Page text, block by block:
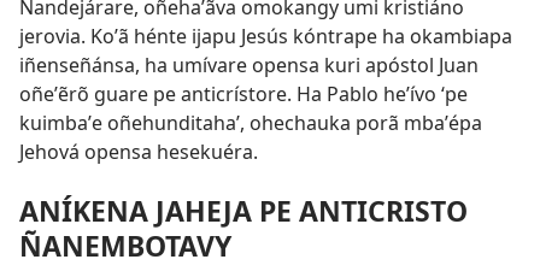
Ñandejárare, oñehaʼãva omokangy umi kristiáno
jerovia. Koʼã hénte ijapu Jesús kóntrape ha okambiapa
iñenseñánsa, ha umívare opensa kuri apóstol Juan
oñeʼẽrõ guare pe anticrístore. Ha Pablo heʼívo ‘pe
kuimbaʼe oñehunditaha’, ohechauka porã mbaʼépa
Jehová opensa hesekuéra.
ANÍKENA JAHEJA PE ANTICRISTO
ÑANEMBOTAVY